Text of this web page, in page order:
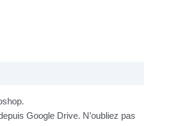
Google Drive. N’oubliez pas